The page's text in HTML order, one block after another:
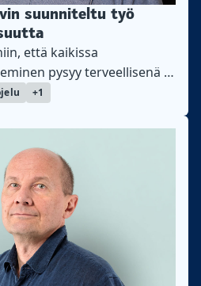
suunniteltu työ
että kaikissa
pysyy terveellisenä ja
+1